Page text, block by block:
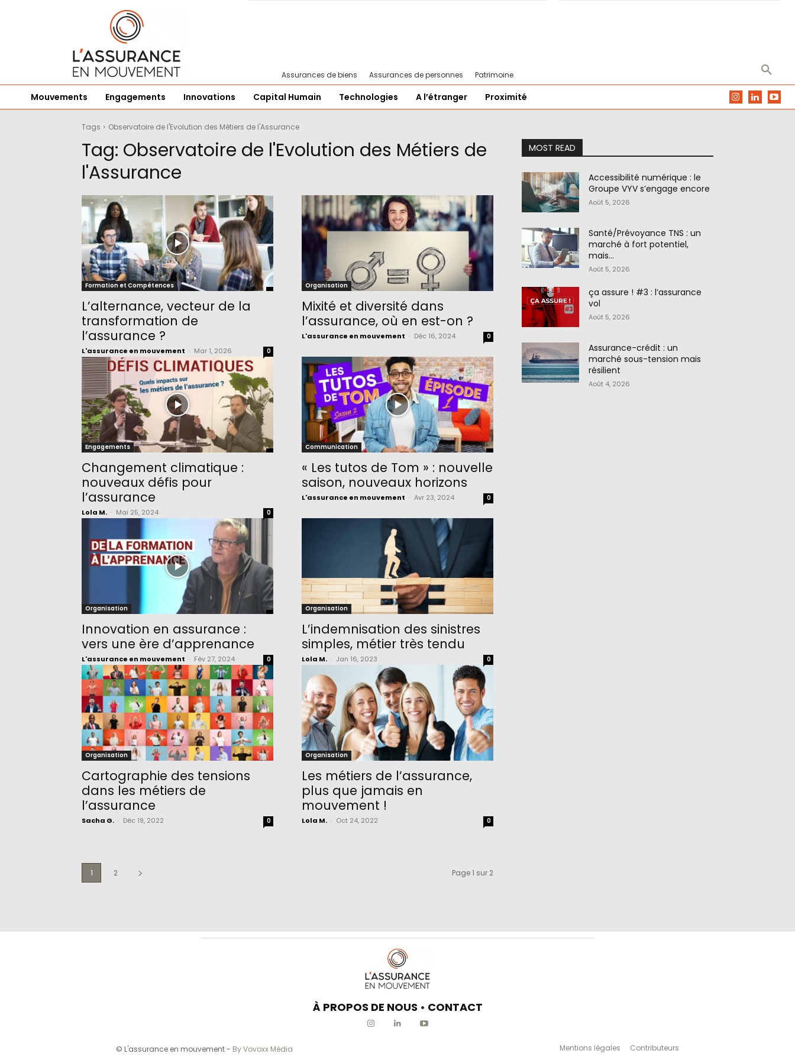
Assurances de biens Assurances de personnes Patrimoine
Mouvements Engagements Innovations Capital Humain Technologies A l’étranger Proximité
Tags Observatoire de l'Evolution des Métiers de l'Assurance
Tag: Observatoire de l'Evolution des Métiers de
l'Assurance
Formation et Compétences
L’alternance, vecteur de la
transformation de
l’assurance ?
L'assurance en mouvement Mar 1, 2026 0
Organisation
Mixité et diversité dans
l’assurance, où en est-on ?
L'assurance en mouvement Déc 16, 2024 0
Engagements
Changement climatique :
nouveaux défis pour
l’assurance
Lola M. Mai 25, 2024 0
Communication
« Les tutos de Tom » : nouvelle
saison, nouveaux horizons
L'assurance en mouvement Avr 23, 2024 0
Organisation
Innovation en assurance :
vers une ère d’apprenance
L'assurance en mouvement Fév 27, 2024 0
Organisation
L’indemnisation des sinistres
simples, métier très tendu
Lola M. Jan 16, 2023 0
Organisation
Cartographie des tensions
dans les métiers de
l’assurance
Sacha G. Déc 19, 2022 0
Organisation
Les métiers de l’assurance,
plus que jamais en
mouvement !
Lola M. Oct 24, 2022 0
1 2 Page 1 sur 2
MOST READ
Accessibilité numérique : le
Groupe VYV s’engage encore
Août 5, 2026
Santé/Prévoyance TNS : un
marché à fort potentiel,
mais…
Août 5, 2026
ça assure ! #3 : l’assurance
vol
Août 5, 2026
Assurance-crédit : un
marché sous-tension mais
résilient
Août 4, 2026
À PROPOS DE NOUS • CONTACT
© L'assurance en mouvement - By Vovoxx Média Mentions légales Contributeurs